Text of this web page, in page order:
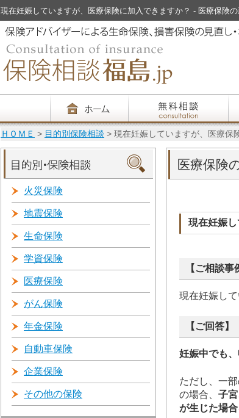
現在妊娠していますが、医療保険に加入できますか？ - 医療保険
ＨＯＭＥ > 目的別保険相談 > 現在妊娠していますが、医療保
医療保険
現在妊娠
【ご相談事
現在妊娠し
【ご回答】
妊娠中でも、
ただし、一
の場合、 子
が生じた場
火災保険
地震保険
生命保険
学資保険
医療保険
がん保険
年金保険
自動車保険
企業保険
その他の保険